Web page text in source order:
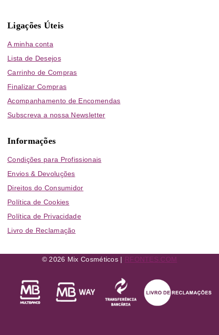
Ligações Úteis
A minha conta
Lista de Desejos
Carrinho de Compras
Finalizar Compras
Acompanhamento de Encomendas
Subscreva a nossa Newsletter
Informações
Condições para Profissionais
Envios & Devoluções
Direitos do Consumidor
Política de Cookies
Política de Privacidade
Livro de Reclamação
© 2026 Mix Cosméticos | RFONTES.COM